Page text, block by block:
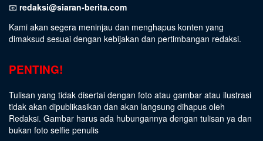
📧 redaksi@siaran-berita.com
Kami akan segera meninjau dan menghapus konten yang
dimaksud sesuai dengan kebijakan dan pertimbangan redaksi.
PENTING!
Tulisan yang tidak disertai dengan foto atau gambar atau ilustrasi
tidak akan dipublikasikan dan akan langsung dihapus oleh
Redaksi. Gambar harus ada hubungannya dengan tulisan ya dan
bukan foto selfie penulis